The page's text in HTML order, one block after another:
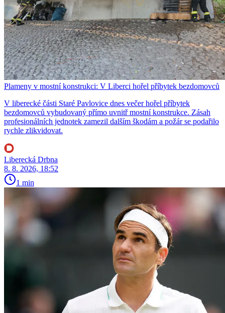
Plameny v mostní konstrukci: V Liberci hořel příbytek bezdomovců
V liberecké části Staré Pavlovice dnes večer hořel příbytek
bezdomovců vybudovaný přímo uvnitř mostní konstrukce. Zásah
profesionálních jednotek zamezil dalším škodám a požár se podařilo
rychle zlikvidovat.
Liberecká Drbna
8. 8. 2026, 18:52
1 min